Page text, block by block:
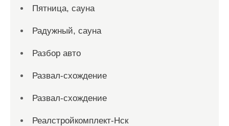
Пятница, сауна
Радужный, сауна
Разбор авто
Развал-схождение
Развал-схождение
Реалстройкомплект-Нск